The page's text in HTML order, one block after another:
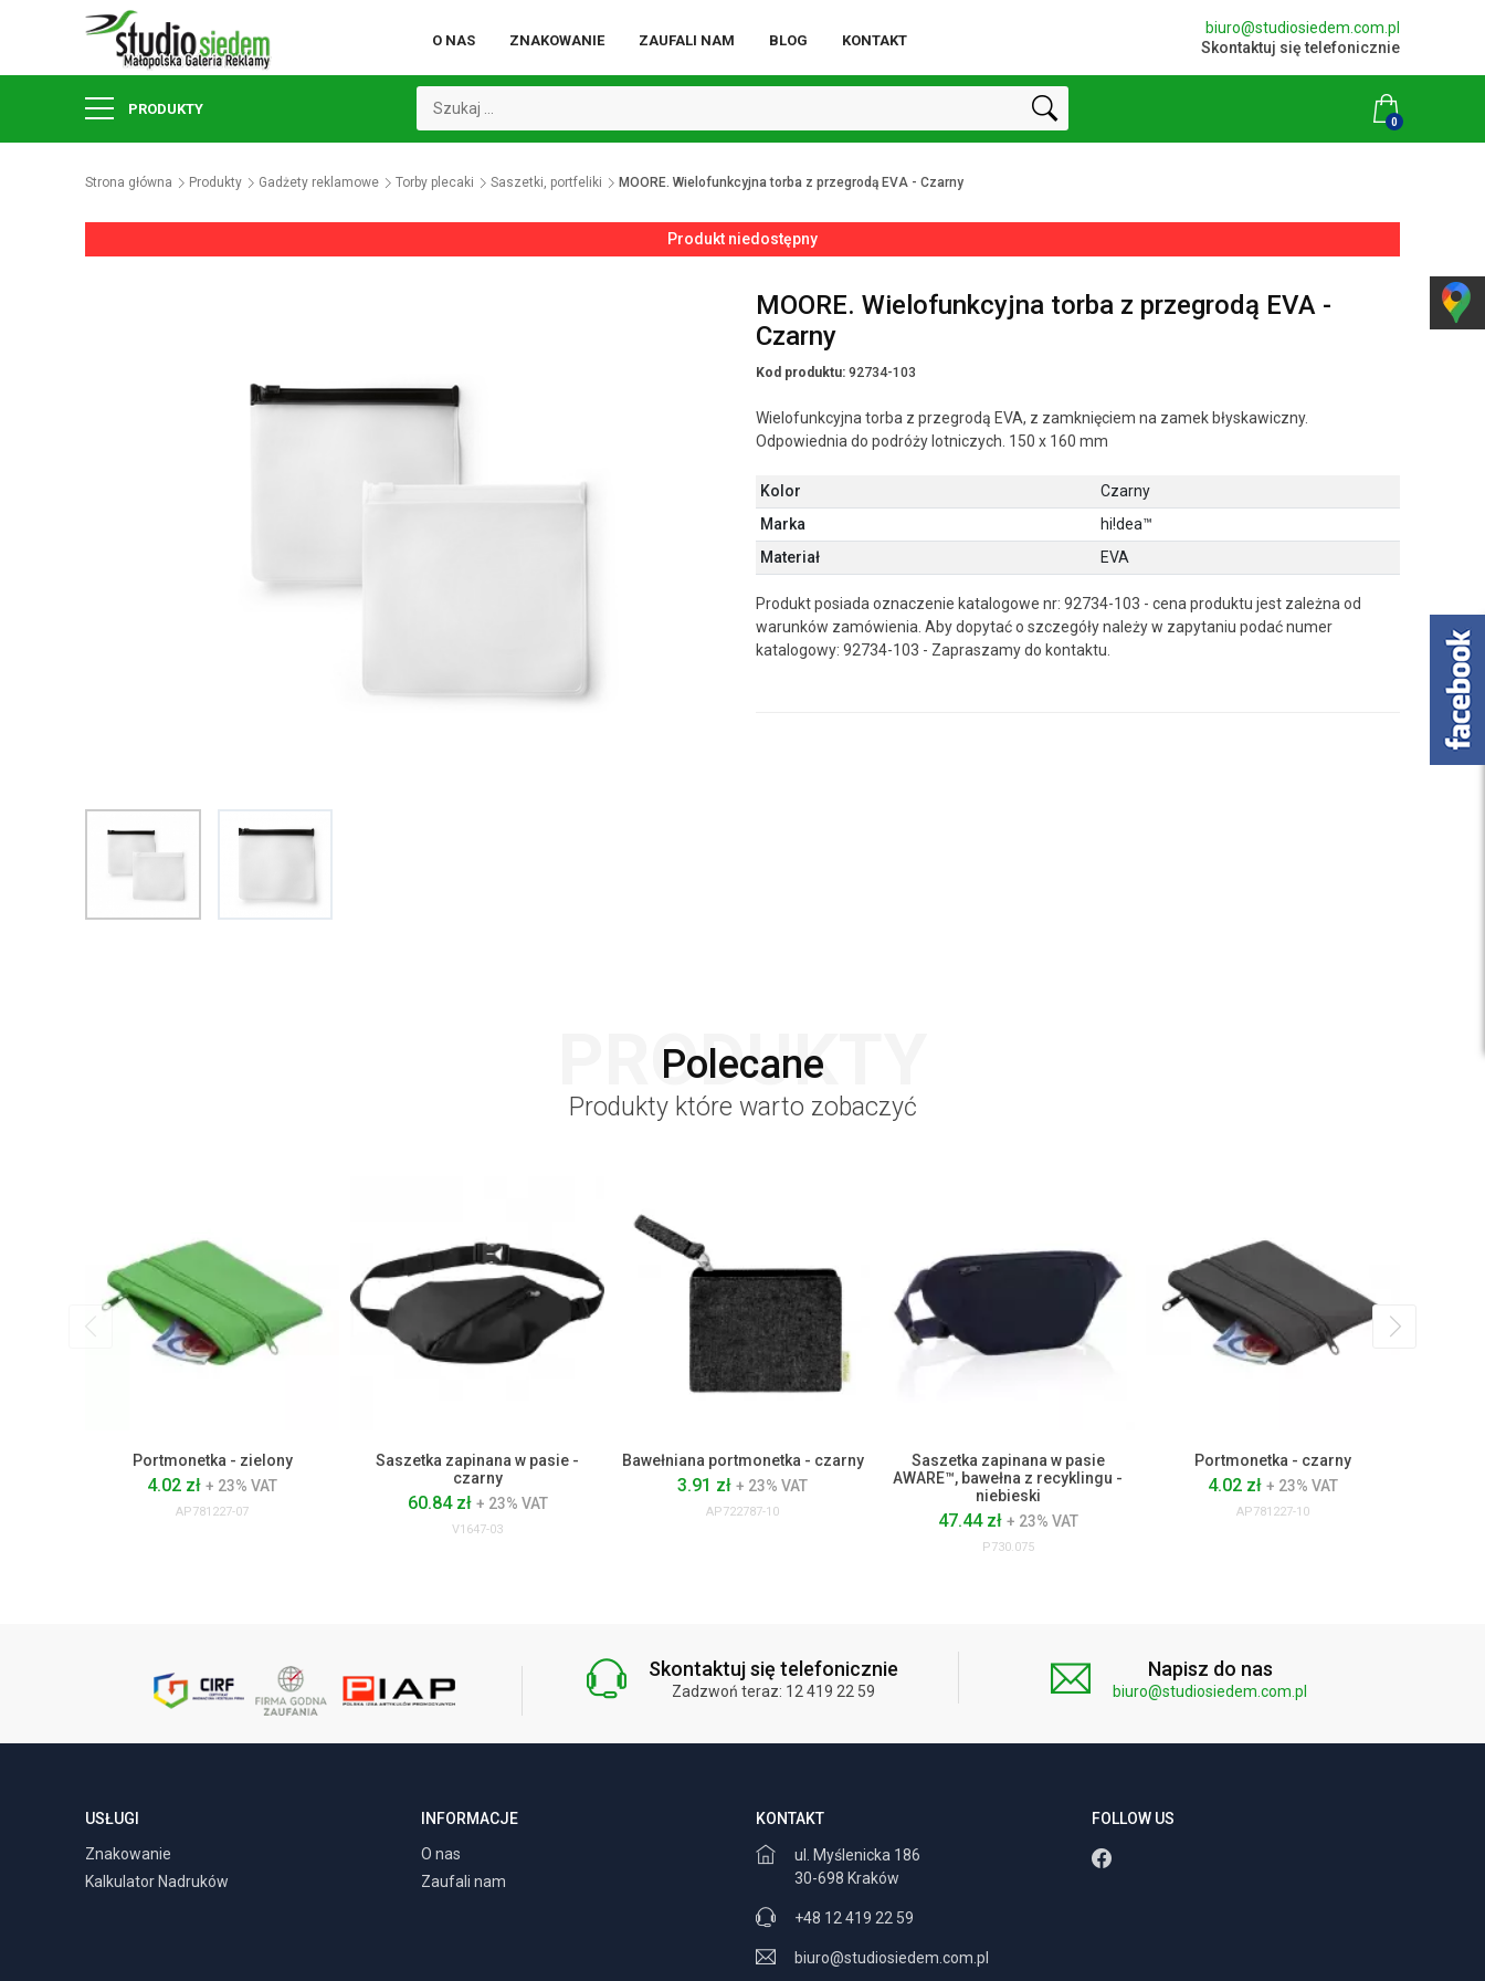
O NAS ZNAKOWANIE ZAUFALI NAM BLOG KONTAKT
biuro@studiosiedem.com.pl
Skontaktuj się telefonicznie
PRODUKTY
0
Strona główna Produkty Gadżety reklamowe Torby plecaki Saszetki, portfeliki MOORE. Wielofunkcyjna torba z przegrodą EVA - Czarny
Produkt niedostępny
MOORE. Wielofunkcyjna torba z przegrodą EVA -
Czarny
Kod produktu: 92734-103
Wielofunkcyjna torba z przegrodą EVA, z zamknięciem na zamek błyskawiczny.
Odpowiednia do podróży lotniczych. 150 x 160 mm
Kolor
Czarny
Marka
hi!dea™
Materiał
EVA
Produkt posiada oznaczenie katalogowe nr: 92734-103 - cena produktu jest zależna od
warunków zamówienia. Aby dopytać o szczegóły należy w zapytaniu podać numer
katalogowy: 92734-103 - Zapraszamy do kontaktu.
Polecane
PRODUKTY
Produkty które warto zobaczyć
Portmonetka - zielony
4.02 zł + 23% VAT
AP781227-07
Saszetka zapinana w pasie -
czarny
60.84 zł + 23% VAT
V1647-03
Bawełniana portmonetka - czarny
3.91 zł + 23% VAT
AP722787-10
Saszetka zapinana w pasie
AWARE™, bawełna z recyklingu -
niebieski
47.44 zł + 23% VAT
P730.075
Portmonetka - czarny
4.02 zł + 23% VAT
AP781227-10
Skontaktuj się telefonicznie
Zadzwoń teraz: 12 419 22 59
Napisz do nas
biuro@studiosiedem.com.pl
USŁUGI
Znakowanie
Kalkulator Nadruków
INFORMACJE
O nas
Zaufali nam
KONTAKT
ul. Myślenicka 186
30-698 Kraków
+48 12 419 22 59
biuro@studiosiedem.com.pl
FOLLOW US